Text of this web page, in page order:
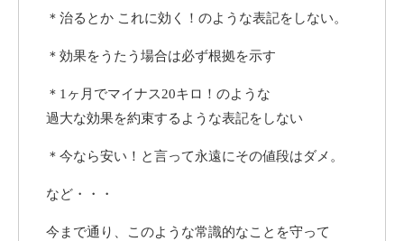
＊治るとか これに効く！のような表記をしない。
＊効果をうたう場合は必ず根拠を示す
＊1ヶ月でマイナス20キロ！のような
過大な効果を約束するような表記をしない
＊今なら安い！と言って永遠にその値段はダメ。
など・・・
今まで通り、このような常識的なことを守って